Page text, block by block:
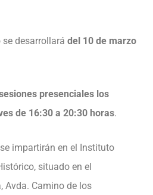
se desarrollará del 10 de marzo
presenciales los
de 16:30 a 20:30 horas.
impartirán en el Instituto
situado en el
Avda. Camino de los